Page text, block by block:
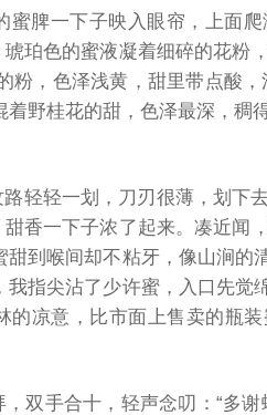
蜜脾一下子映入眼帘，上面
珀色的蜜液凝着细碎的花粉
粉，色泽浅黄，甜里带点酸
野桂花的甜，色泽最深，稠
轻轻一划，刀刃很薄，划下
香一下子浓了起来。凑近闻
甜到喉间却不粘牙，像山涧的
我指尖沾了少许蜜，入口先觉
的凉意，比市面上售卖的瓶
双手合十，轻声念叨：“多